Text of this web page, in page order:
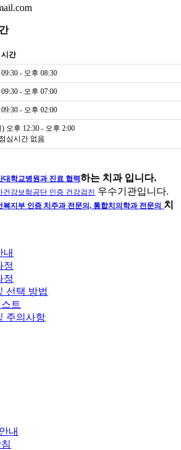
시간
- 오후 08:30
- 오후 07:00
- 오후 02:00
오후 12:30 - 오후 2:00
심시간 없음
대학교병원과 진료 협력하는 치과 입니다.
건강보험공단 인증 건강검진 우수기관입니다.
복지부 인증 치주과 전문의, 통합치의학과 전문의 치
내
정
정
선택 방법
트
주의사항
내